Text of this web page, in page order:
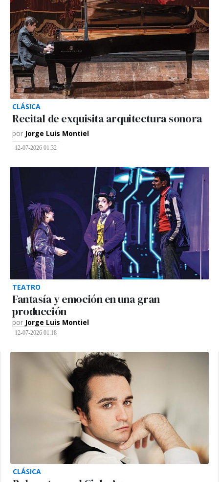
CLÁSICA
Recital de exquisita arquitectura sonora
por Jorge Luis Montiel
12-07-2026 01:32
TEATRO
Fantasía y emoción en una gran
producción
por Jorge Luis Montiel
12-07-2026 01:18
CLÁSICA